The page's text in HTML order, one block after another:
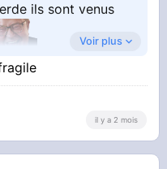
ils sont venus
Voir plus
il y a 2 mois